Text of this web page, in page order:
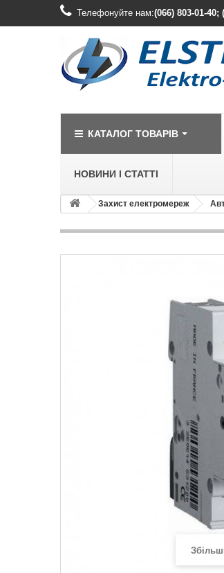
Телефонуйте нам:(066) 803-01-40;
КАТАЛОГ ТОВАРІВ
НОВИНИ І СТАТТІ
Захист електромереж